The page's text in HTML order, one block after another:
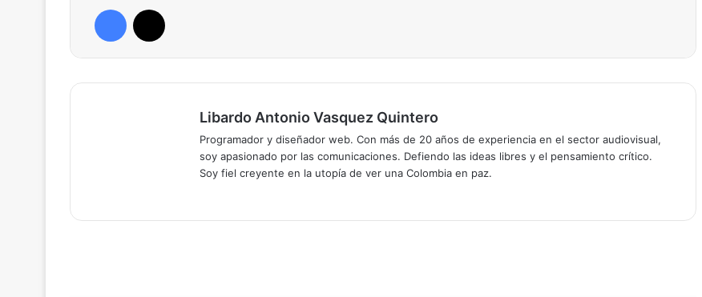
Libardo Antonio Vasquez Quintero
Programador y diseñador web. Con más de 20 años de experiencia en el sector audiovisual,
soy apasionado por las comunicaciones. Defiendo las ideas libres y el pensamiento crítico.
Soy fiel creyente en la utopía de ver una Colombia en paz.